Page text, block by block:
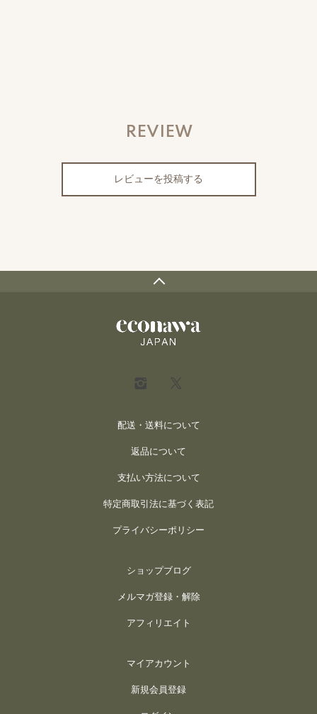
REVIEW
レビューを投稿する
配送・送料について
返品について
支払い方法について
特定商取引法に基づく表記
プライバシーポリシー
ショップブログ
メルマガ登録・解除
アフィリエイト
マイアカウント
新規会員登録